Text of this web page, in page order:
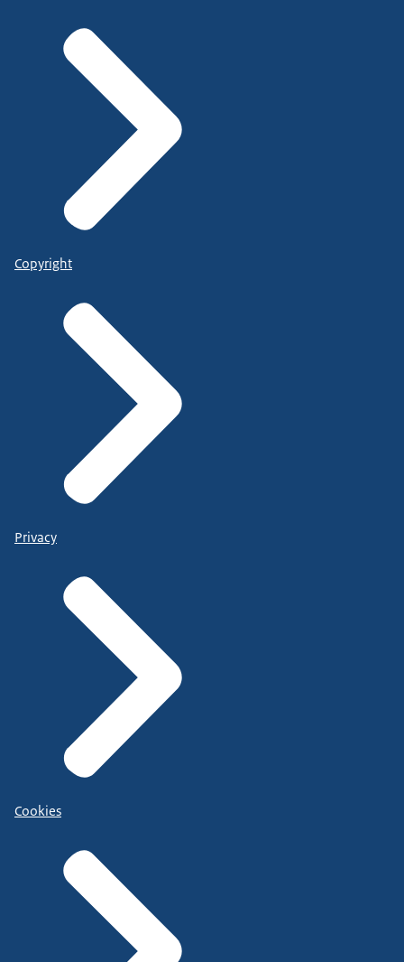
Copyright
Privacy
Cookies